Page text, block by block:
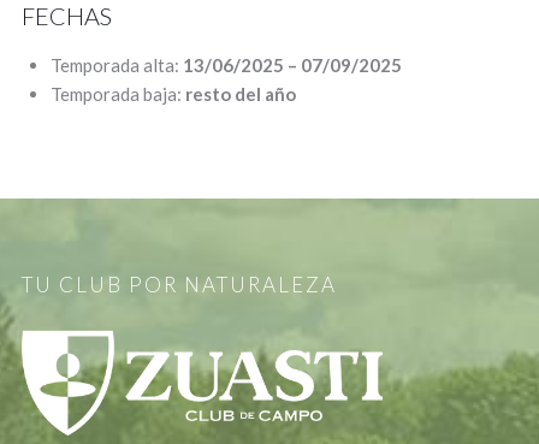
FECHAS
Temporada alta: 13/06/2025 – 07/09/2025
Temporada baja: resto del año
TU CLUB POR NATURALEZA